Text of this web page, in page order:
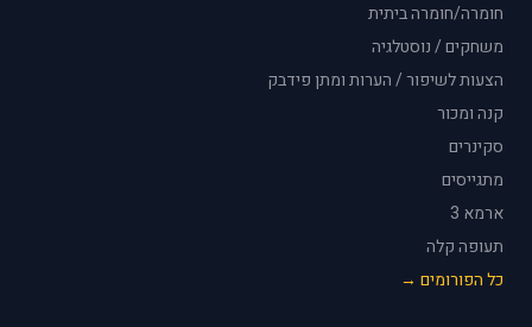
חומרה/חומרה ביתית
משחקים / נוסטלגיה
הצעות לשיפור / הערות ומתן פידבק
קנה ומכור
סקינרים
מתגייסים
ארמא 3
תעופה קלה
כל הפורומים →